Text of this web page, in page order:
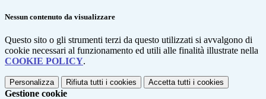
Nessun contenuto da visualizzare
Questo sito o gli strumenti terzi da questo utilizzati si avvalgono di
cookie necessari al funzionamento ed utili alle finalità illustrate nella
COOKIE POLICY.
Personalizza Rifiuta tutti i cookies Accetta tutti i cookies
Gestione cookie